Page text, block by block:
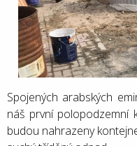
Spojených arabských
náš první polopodzemní
budou nahrazeny